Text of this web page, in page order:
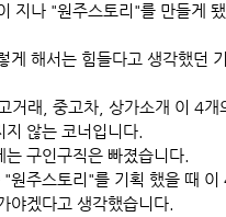
지나 "원주스토리"를 만들게 됐
게 해서는 힘들다고 생각했던
거래, 중고차, 상가소개 이 4개
지 않는 코너입니다.
는 구인구직은 빠졌습니다.
원주스토리"를 기획 했을 때 이
야겠다고 생각했습니다.